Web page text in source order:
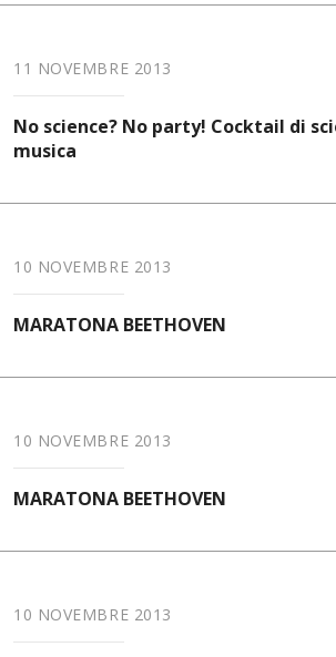
11 NOVEMBRE 2013
No science? No party! Cocktail di
musica
10 NOVEMBRE 2013
MARATONA BEETHOVEN
10 NOVEMBRE 2013
MARATONA BEETHOVEN
10 NOVEMBRE 2013